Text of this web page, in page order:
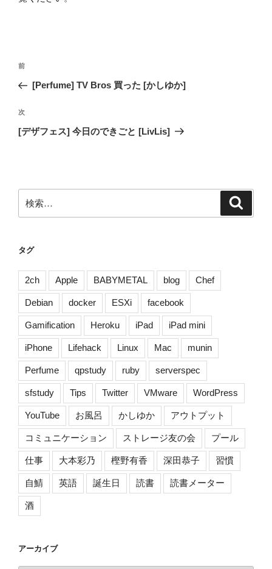
投
ナ
ビ
ゲ
ン
前
の
稿
前
[Perfume] TV Bros 買った [かしゆか]
次
の
次
[デザフェス] 今日のできごと [LivLis]
索:
タグ
2ch Apple BABYMETAL blog Chef
Debian docker ESXi facebook
Gamification Heroku iPad iPad mini
iPhone Lifehack Linux Mac munin
Perfume qpstudy ruby serverspec
sfstudy Tips Twitter VMware WordPress
YouTube お風呂 かしゆか アウトプット
コミュニケーション ストレージ友の会 プール
仕事 大本彩乃 樫野有香 深田恭子 習慣
自鯖 英語 誕生日 読書 読書メーター
酒
アーカイブ